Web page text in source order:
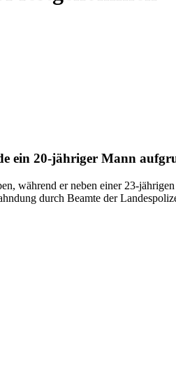
ein 20-jähriger Mann
während er neben einer 23-
durch Beamte der